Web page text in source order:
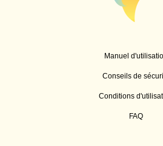
Manuel
Conseils de
Conditions
FAQ